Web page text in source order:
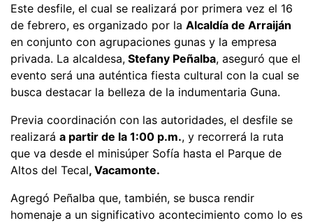
Este desfile, el cual se realizará por primera vez el 16
de febrero, es organizado por la Alcaldía de Arraiján
en conjunto con agrupaciones gunas y la empresa
privada. La alcaldesa, Stefany Peñalba, aseguró que el
evento será una auténtica fiesta cultural con la cual se
busca destacar la belleza de la indumentaria Guna.
Previa coordinación con las autoridades, el desfile se
realizará a partir de la 1:00 p.m., y recorrerá la ruta
que va desde el minisúper Sofía hasta el Parque de
Altos del Tecal, Vacamonte.
Agregó Peñalba que, también, se busca rendir
homenaje a un significativo acontecimiento como lo es